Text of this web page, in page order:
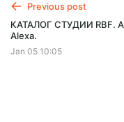
Previous post
КАТАЛОГ СТУДИИ RBF.
Alexa.
Jan 05 10:05